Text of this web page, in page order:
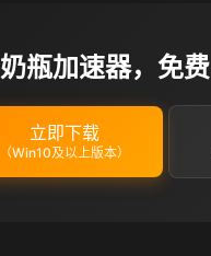
奶瓶加速器，免
立即下载
（Win10及以上版本）